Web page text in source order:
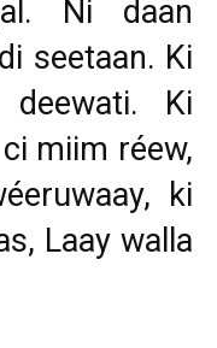
Ñi daan
seetaan. Ki
Ki
miim réew,
ki
Laay walla